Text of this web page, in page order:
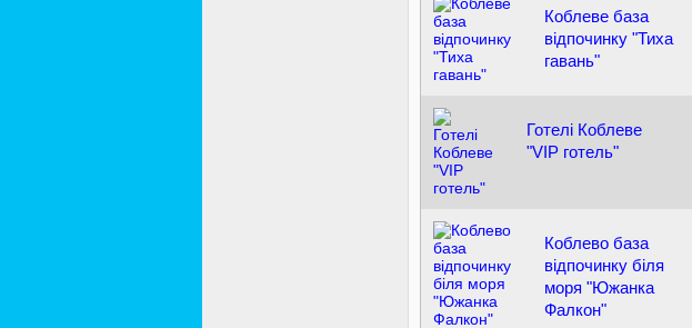
Коблеве база
відпочинку "Тиха
гавань"
Готелі Коблеве
"VIP готель"
Коблево база
відпочинку біля
моря "Южанка
Фалкон"